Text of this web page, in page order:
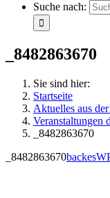
Suche nach:
_8482863670
Sie sind hier:
Startseite
Aktuelles aus
Veranstaltungen
_8482863670
_8482863670